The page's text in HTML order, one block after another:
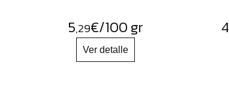
5,29€/100 gr 4